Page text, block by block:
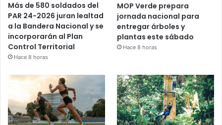
Más de 580 soldados del
PAR 24-2026 juran lealtad
a la Bandera Nacional y se
incorporarán al Plan
Control Territorial
Hace 8 horas
MOP Verde prepara
jornada nacional para
entregar árboles y
plantas este sábado
Hace 8 horas